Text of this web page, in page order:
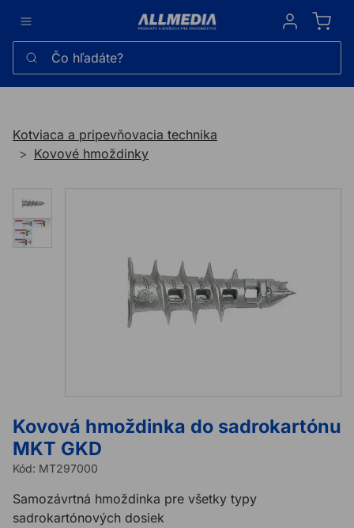
Sign in
Čo hľadáte?
Kotviaca a pripevňovacia technika
Kovové hmoždinky
Kovová hmoždinka do sadrokartónu
MKT GKD
Kód: MT297000
Samozávrtná hmoždinka pre všetky typy
sadrokartónových dosiek